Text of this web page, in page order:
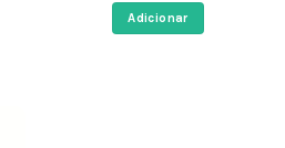
era:
749,00 €.
Adicionar